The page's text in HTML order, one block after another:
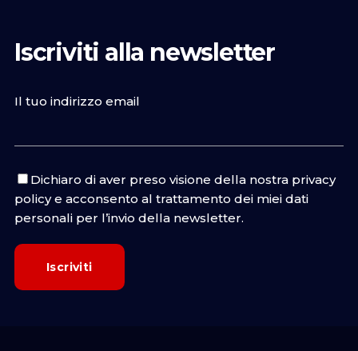
Iscriviti alla newsletter
Il tuo indirizzo email
Dichiaro di aver preso visione della nostra privacy
policye acconsento al trattamento dei miei dati
personali per l’invio della newsletter.